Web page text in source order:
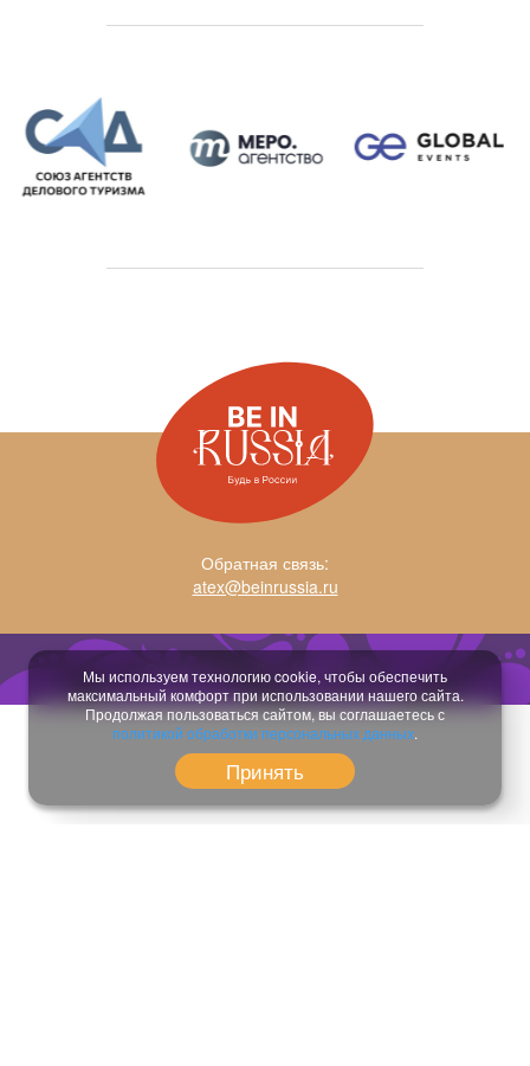
Обратная связь:
atex@beinrussia.ru
Разработка сайта:temeshov.ru
Мы используем технологию cookie, чтобы обеспечить
максимальный комфорт при использовании нашего сайта.
Продолжая пользоваться сайтом, вы соглашаетесь с
политикой обработки персональных данных.
Принять